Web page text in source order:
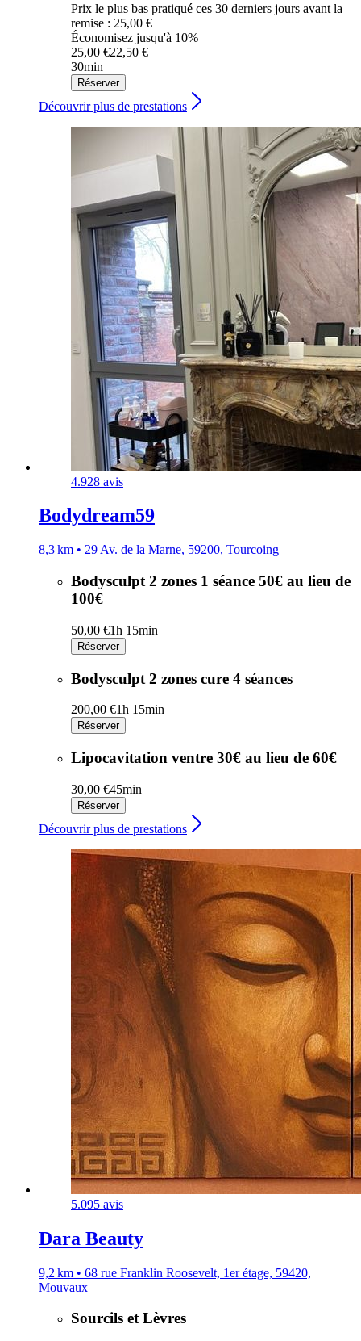
Prix le plus bas pratiqué ces 30 derniers jours avant la
remise : 25,00 €
Économisez jusqu'à 10%
25,00 €22,50 €
30min
Réserver
Découvrir plus de prestations
4.928 avis
Bodydream59
8,3 km • 29 Av. de la Marne, 59200, Tourcoing
Bodysculpt 2 zones 1 séance 50€ au lieu de
100€
50,00 €1h 15min
Réserver
Bodysculpt 2 zones cure 4 séances
200,00 €1h 15min
Réserver
Lipocavitation ventre 30€ au lieu de 60€
30,00 €45min
Réserver
Découvrir plus de prestations
5.095 avis
Dara Beauty
9,2 km • 68 rue Franklin Roosevelt, 1er étage, 59420,
Mouvaux
Sourcils et Lèvres